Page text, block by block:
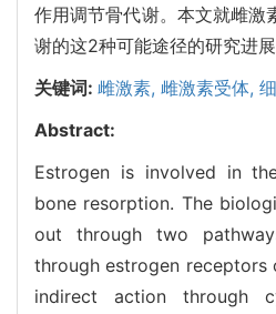
作用调节骨代谢。本文就雌激
谢的这2种可能途径的研究进展
关键词: 雌激素, 雌激素受体,
Abstract:
Estrogen is involved in
bone resorption. The
out through two
through estrogen receptors
indirect action through